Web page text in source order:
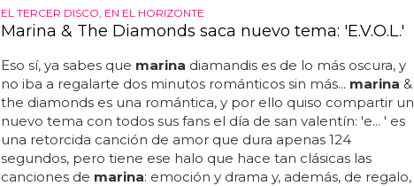
EL TERCER DISCO, EN EL HORIZONTE
Marina & The Diamonds saca nuevo tema: 'E.V.O.L.'
Eso sí, ya sabes que marina diamandis es de lo más oscura, y
no iba a regalarte dos minutos románticos sin más... marina &
the diamonds es una romántica, y por ello quiso compartir un
nuevo tema con todos sus fans el día de san valentín: 'e... ' es
una retorcida canción de amor que dura apenas 124
segundos, pero tiene ese halo que hace tan clásicas las
canciones de marina: emoción y drama y, además, de regalo,